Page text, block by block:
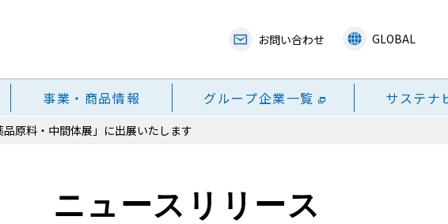
お問い合わせ GLOBAL
事業・商品情報 グループ企業一覧 サステナ
料・中間体展」に出展いたします
ニュースリリース